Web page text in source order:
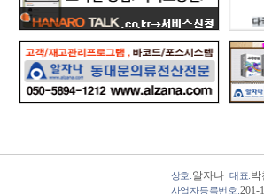
상호:알자나 대표:
사업자등록번호:201-